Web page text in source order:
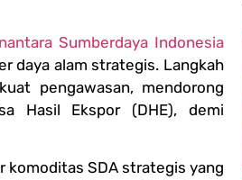
Sumberdaya Indonesia
daya alam strategis. Langkah
pengawasan, mendorong
Hasil Ekspor (DHE), demi
komoditas SDA strategis yang